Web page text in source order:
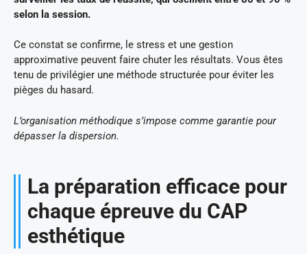
selon la session.
Ce constat se confirme, le stress et une gestion
approximative peuvent faire chuter les résultats. Vous êtes
tenu de privilégier une méthode structurée pour éviter les
pièges du hasard.
L’organisation méthodique s’impose comme garantie pour
dépasser la dispersion.
La préparation efficace pour
chaque épreuve du CAP
esthétique